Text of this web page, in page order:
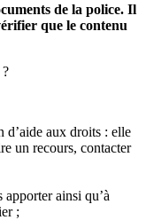
de la police. Il
que le contenu
d’aide aux droits : elle
un recours, contacter
ainsi qu’à
;